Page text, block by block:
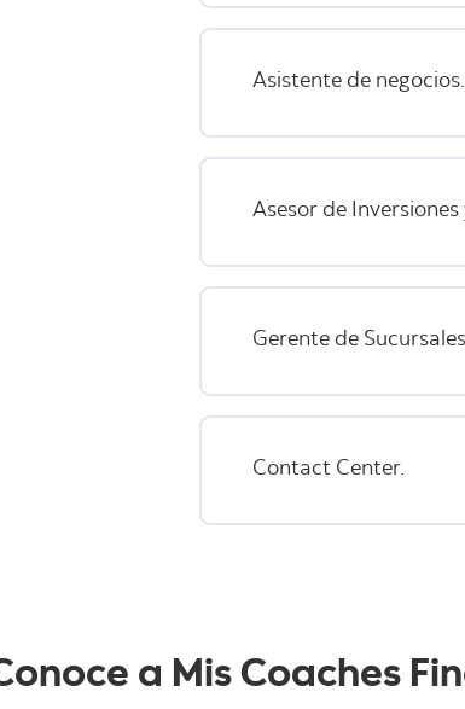
Asistente de negocios.
Asesor de Inversiones
Gerente de
Contact Center.
a Mis Coaches